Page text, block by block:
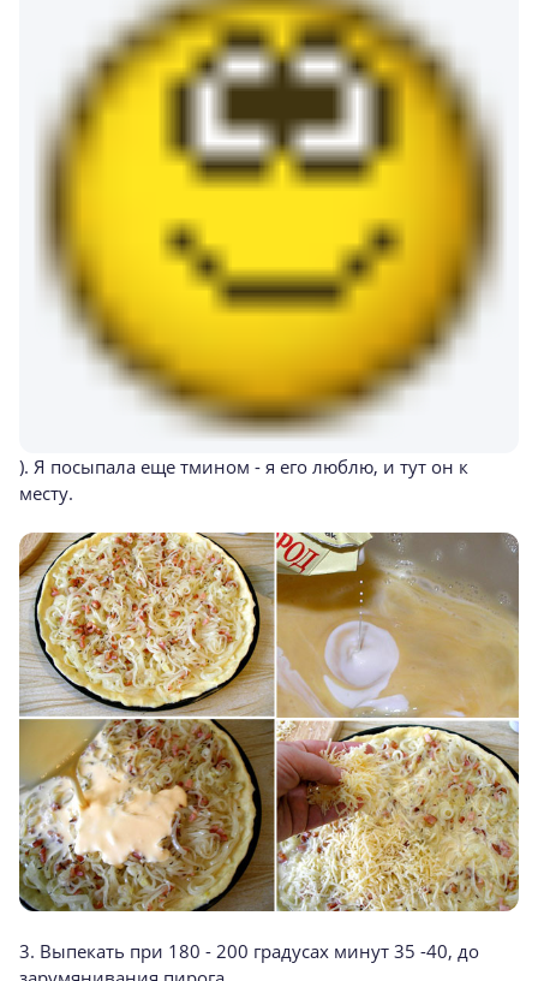
). Я посыпала еще тмином - я его люблю, и тут он к
месту.
3. Выпекать при 180 - 200 градусах минут 35 -40, до